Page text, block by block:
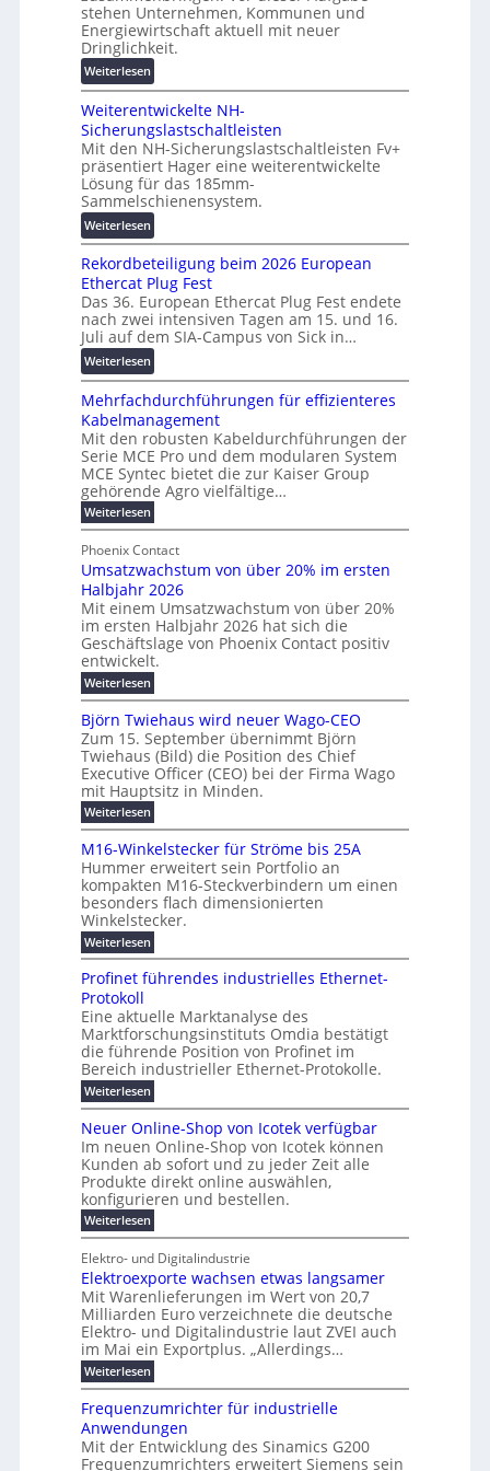
n
g
e
n
i
g
i
t
a
l
e
T
r
a
n
s
p
a
r
e
n
z
n
e
n
b
u
:
F
o
r
s
c
h
u
g
s
f
ö
e
r
u
n
g
b
r
a
u
c
h
t
m
e
r
T
e
m
p
o
u
n
d
w
e
n
i
g
r
B
ü
r
o
k
r
a
t
i
e
stehen Unternehmen, Kommunen und
Energiewirtschaft aktuell mit neuer
Dringlichkeit.
Weiterlesen:
V
o
l
t
a
-
X
2
0
2
7
w
i
r
d
z
u
m
E
n
e
r
g
u
b
f
ü
r
m
o
d
e
r
n
e
E
e
r
g
i
e
l
ö
u
n
g
e
n
Weiterentwickelte NH-
Sicherungslastschaltleisten
Mit den NH-Sicherungslastschaltleisten Fv+
präsentiert Hager eine weiterentwickelte
Lösung für das 185mm-
Sammelschienensystem.
Weiterlesen:
W
e
i
t
e
r
e
n
t
w
i
c
k
e
l
e
N
H
-
S
i
c
h
e
r
u
n
g
s
l
a
s
t
s
c
h
a
t
l
e
i
s
t
e
n
Rekordbeteiligung beim 2026 European
Ethercat Plug Fest
Das 36. European Ethercat Plug Fest endete
nach zwei intensiven Tagen am 15. und 16.
Juli auf dem SIA-Campus von Sick in…
Weiterlesen:
R
e
k
o
r
d
b
e
e
i
l
i
g
u
n
g
b
e
i
m
2
0
2
6
E
u
r
o
p
e
n
E
t
h
e
r
c
a
t
P
l
u
F
e
s
t
Mehrfachdurchführungen für effizienteres
Kabelmanagement
Mit den robusten Kabeldurchführungen der
Serie MCE Pro und dem modularen System
MCE Syntec bietet die zur Kaiser Group
gehörende Agro vielfältige…
Weiterlesen:
M
h
r
f
a
c
h
d
u
r
c
f
ü
h
u
n
g
e
n
f
ü
r
e
ff
i
z
i
e
t
e
r
e
s
K
a
b
e
l
m
a
n
a
g
m
e
n
t
Phoenix Contact
Umsatzwachstum von über 20% im ersten
Halbjahr 2026
Mit einem Umsatzwachstum von über 20%
im ersten Halbjahr 2026 hat sich die
Geschäftslage von Phoenix Contact positiv
entwickelt.
Weiterlesen:
U
m
s
a
t
w
a
c
h
s
t
u
m
v
o
n
ü
b
e
2
0
%
i
m
e
r
s
e
n
H
a
l
b
a
h
r
2
0
2
6
Björn Twiehaus wird neuer Wago-CEO
Zum 15. September übernimmt Björn
Twiehaus (Bild) die Position des Chief
Executive Officer (CEO) bei der Firma Wago
mit Hauptsitz in Minden.
Weiterlesen:
B
j
ö
r
n
T
w
i
e
h
a
s
w
i
r
d
n
e
e
r
W
a
g
o
-
C
E
M16-Winkelstecker für Ströme bis 25A
Hummer erweitert sein Portfolio an
kompakten M16-Steckverbindern um einen
besonders flach dimensionierten
Winkelstecker.
Weiterlesen:
M
1
6
W
i
n
k
e
l
s
t
e
c
k
e
r
f
ü
S
t
r
ö
m
e
b
i
s
5
A
Profinet führendes industrielles Ethernet-
Protokoll
Eine aktuelle Marktanalyse des
Marktforschungsinstituts Omdia bestätigt
die führende Position von Profinet im
Bereich industrieller Ethernet-Protokolle.
Weiterlesen:
P
r
o
f
i
n
e
t
f
ü
h
r
e
n
d
e
s
i
n
u
s
t
r
Neuer Online-Shop von Icotek verfügbar
Im neuen Online-Shop von Icotek können
Kunden ab sofort und zu jeder Zeit alle
Produkte direkt online auswählen,
konfigurieren und bestellen.
Weiterlesen:
N
e
u
e
r
O
n
l
i
n
e
-
S
h
o
p
Elektro- und Digitalindustrie
Elektroexporte wachsen etwas langsamer
Mit Warenlieferungen im Wert von 20,7
Milliarden Euro verzeichnete die deutsche
Elektro- und Digitalindustrie laut ZVEI auch
im Mai ein Exportplus. „Allerdings…
Weiterlesen:
E
e
k
t
r
Frequenzumrichter für industrielle
Anwendungen
Mit der Entwicklung des Sinamics G200
Frequenzumrichters erweitert Siemens sein